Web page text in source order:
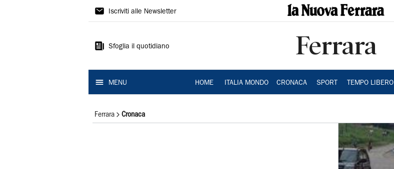
La
Ferrara
Iscriviti alle Newsletter
Sfoglia il quotidiano Ferrara
MENU HOME ITALIA MONDO CRONACA SPORT TEMPO LIBERO
Ferrara Cronaca